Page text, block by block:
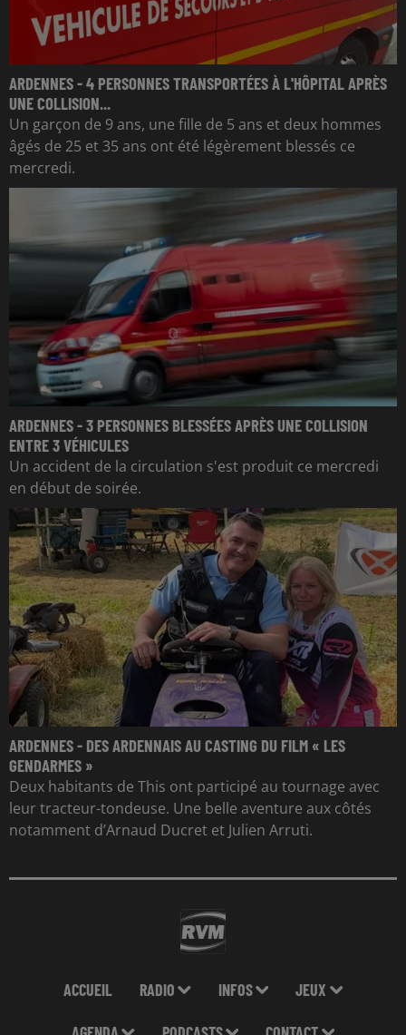
ARDENNES - 4 PERSONNES TRANSPORTÉES À L'HÔPITAL APRÈS
UNE COLLISION...
Un garçon de 9 ans, une fille de 5 ans et deux hommes
âgés de 25 et 35 ans ont été légèrement blessés ce
mercredi.
ARDENNES - 3 PERSONNES BLESSÉES APRÈS UNE COLLISION
ENTRE 3 VÉHICULES
Un accident de la circulation s'est produit ce mercredi
en début de soirée.
ARDENNES - DES ARDENNAIS AU CASTING DU FILM « LES
GENDARMES »
Deux habitants de This ont participé au tournage avec
leur tracteur-tondeuse. Une belle aventure aux côtés
notamment d’Arnaud Ducret et Julien Arruti.
ACCUEIL RADIO INFOS JEUX